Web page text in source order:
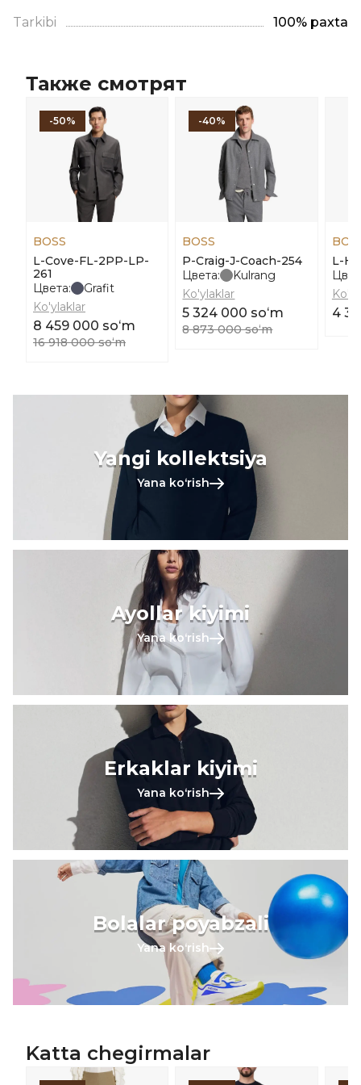
Tarkibi 100% paxta
Также смотрят
-50%
BOSS
L-Cove-FL-2PP-LP-
261
Цвета:
Grafit
Ko'ylaklar
8 459 000 soʻm
16 918 000 soʻm
-40%
BOSS
P-Craig-J-Coach-254
Цвета:
Kulrang
Ko'ylaklar
5 324 000 soʻm
8 873 000 soʻm
L-
4
Yangi kollektsiya
Yana koʻrish
Ayollar kiyimi
Yana koʻrish
Erkaklar kiyimi
Yana koʻrish
Bolalar poyabzali
Yana koʻrish
Katta chegirmalar